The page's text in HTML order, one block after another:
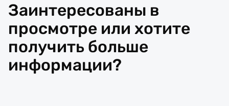
Заинтересованы в
просмотре или хотите
получить больше
информации?